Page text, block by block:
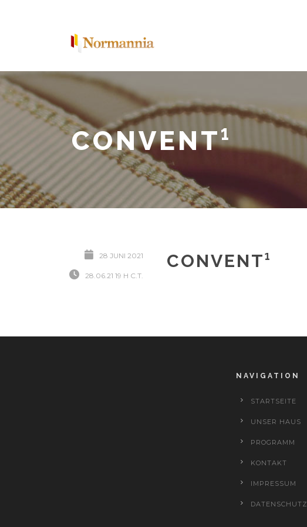
CONVENT¹
28 JUNI 2021
28.06.21 19 H C.T.
CONVENT¹
NAVIGATION
STARTSEITE
UNSER HAUS
PROGRAMM
KONTAKT
IMPRESSUM
DATENSCHUTZ